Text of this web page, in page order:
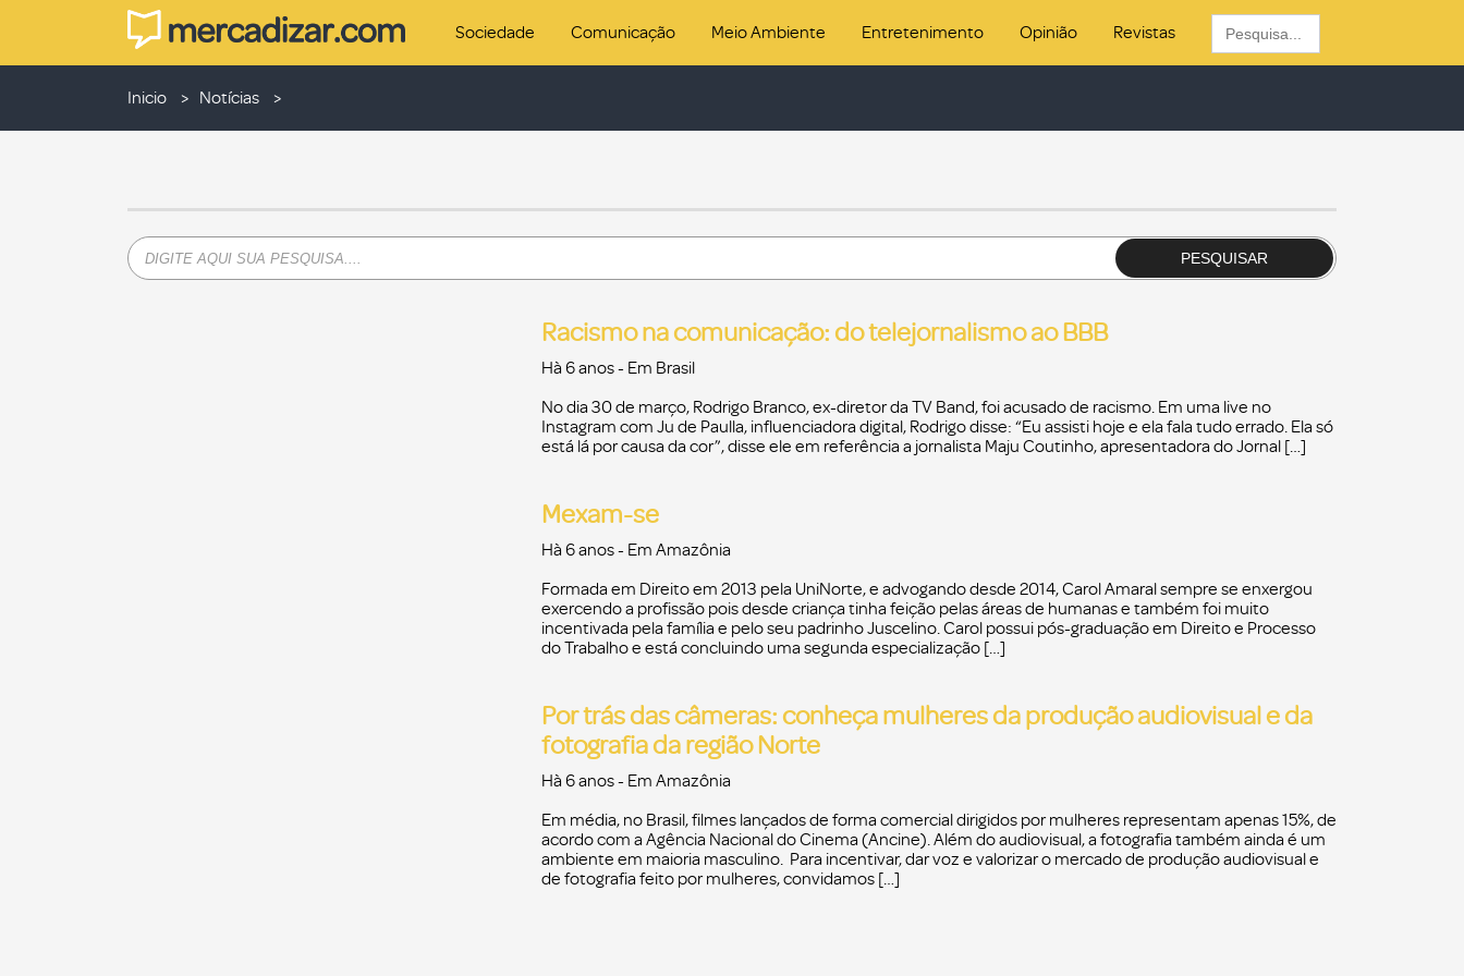
Sociedade Comunicação Meio Ambiente Entretenimento Opinião Revistas
Search
for:
Inicio Notícias
PESQUISAR
Racismo na comunicação: do telejornalismo ao BBB
Hà 6 anos- Em Brasil
No dia 30 de março, Rodrigo Branco, ex-diretor da TV Band, foi acusado de racismo. Em uma live no
Instagram com Ju de Paulla, influenciadora digital, Rodrigo disse: “Eu assisti hoje e ela fala tudo errado. Ela só
está lá por causa da cor”, disse ele em referência a jornalista Maju Coutinho, apresentadora do Jornal […]
Mexam-se
Hà 6 anos- Em Amazônia
Formada em Direito em 2013 pela UniNorte, e advogando desde 2014, Carol Amaral sempre se enxergou
exercendo a profissão pois desde criança tinha feição pelas áreas de humanas e também foi muito
incentivada pela família e pelo seu padrinho Juscelino. Carol possui pós-graduação em Direito e Processo
do Trabalho e está concluindo uma segunda especialização […]
Por trás das câmeras: conheça mulheres da produção audiovisual e da
fotografia da região Norte
Hà 6 anos- Em Amazônia
Em média, no Brasil, filmes lançados de forma comercial dirigidos por mulheres representam apenas 15%, de
acordo com a Agência Nacional do Cinema (Ancine). Além do audiovisual, a fotografia também ainda é um
ambiente em maioria masculino. Para incentivar, dar voz e valorizar o mercado de produção audiovisual e
de fotografia feito por mulheres, convidamos […]